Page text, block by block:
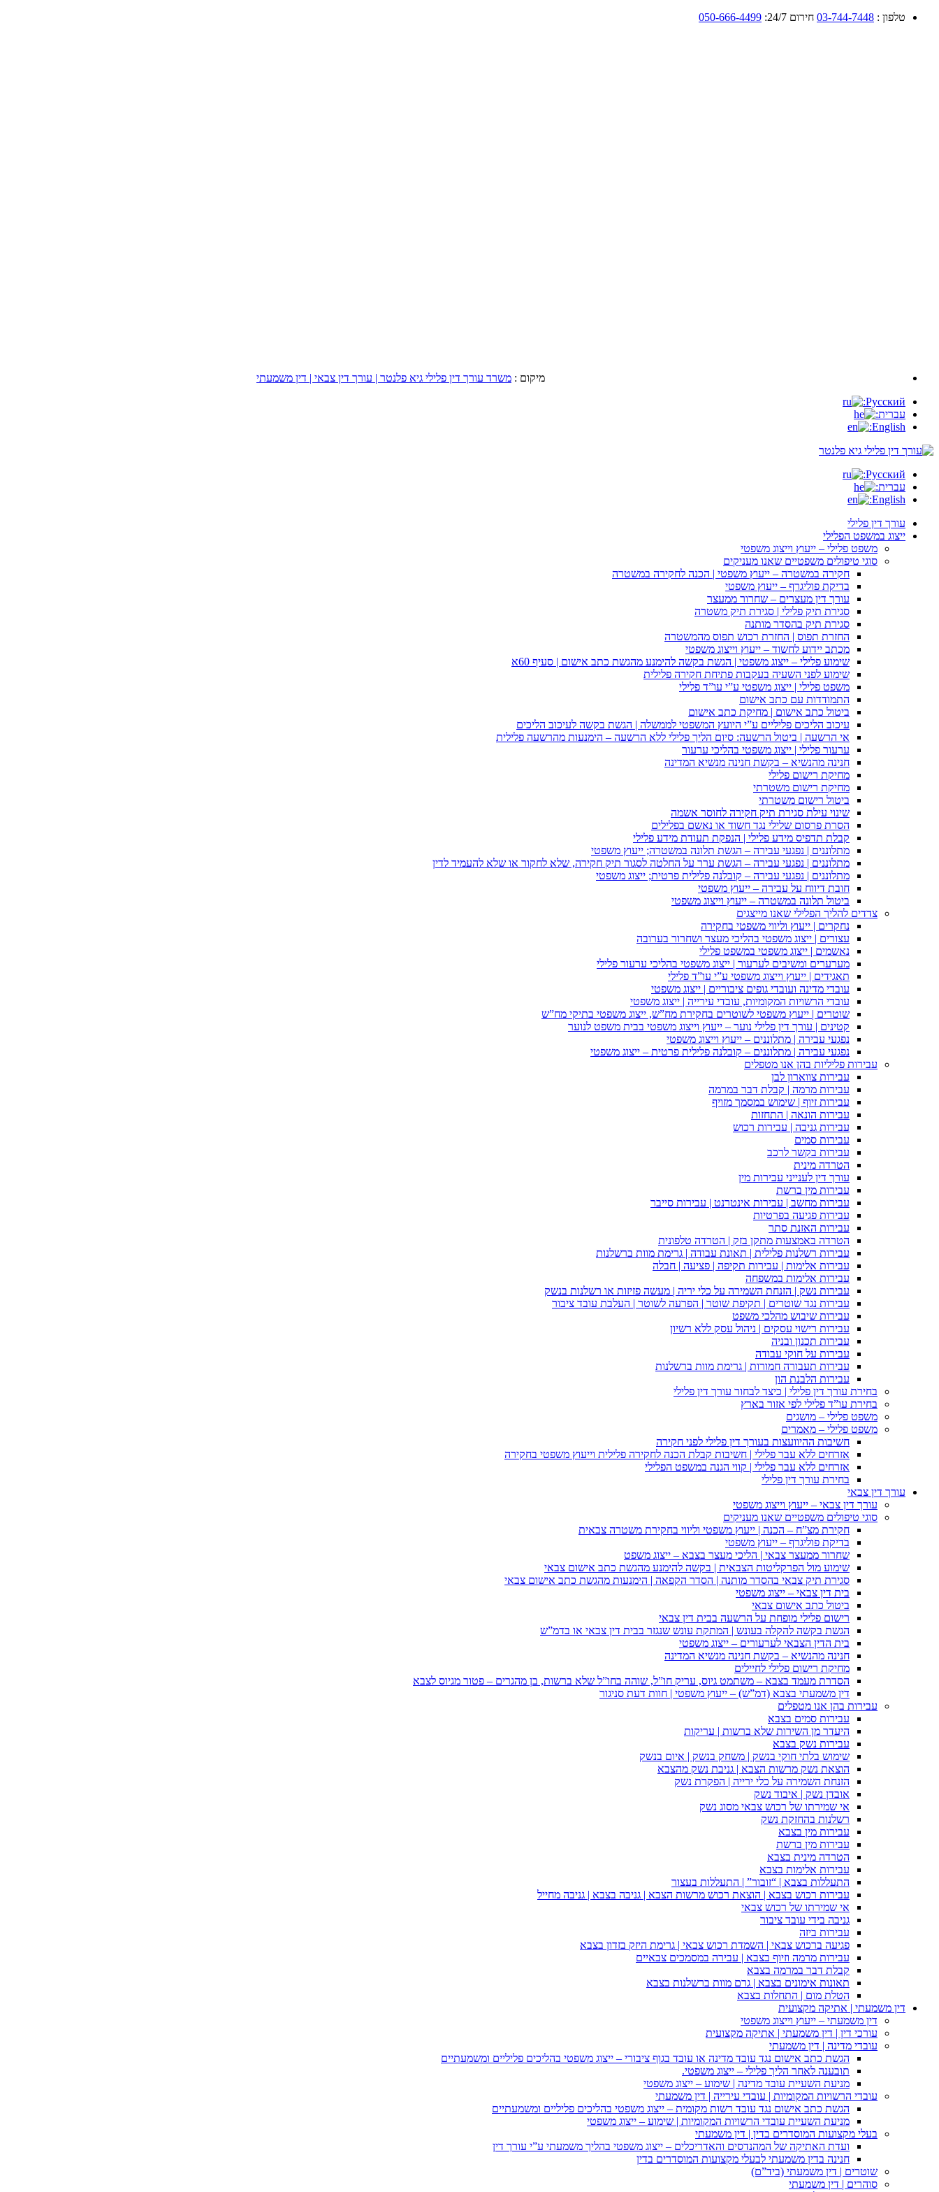
טלפון : 03-744-7448 חירום 24/7: 050-666-4499
מיקום : משרד עורך דין פלילי גיא פלנטר | עורך דין צבאי | דין משמעתי
Русский:
עברית:
English:
Русский:
עברית:
English:
עורך דין פלילי
ייצוג במשפט הפלילי
משפט פלילי – ייעוץ וייצוג משפטי
סוגי טיפולים משפטיים שאנו מעניקים
חקירה במשטרה – ייעוץ משפטי | הכנה לחקירה במשטרה
בדיקת פוליגרף – ייעוץ משפטי
עורך דין מעצרים – שחרור ממעצר
סגירת תיק פלילי | סגירת תיק משטרה
סגירת תיק בהסדר מותנה
החזרת תפוס | החזרת רכוש תפוס מהמשטרה
מכתב יידוע לחשוד – ייעוץ וייצוג משפטי
שימוע פלילי – ייצוג משפטי | הגשת בקשה להימנע מהגשת כתב אישום | סעיף 60א
שימוע לפני השעיה בעקבות פתיחת חקירה פלילית
משפט פלילי | ייצוג משפטי ע”י עו”ד פלילי
התמודדות עם כתב אישום
ביטול כתב אישום | מחיקת כתב אישום
עיכוב הליכים פליליים ע”י היועץ המשפטי לממשלה | הגשת בקשה לעיכוב הליכים
אי הרשעה | ביטול הרשעה: סיום הליך פלילי ללא הרשעה – הימנעות מהרשעה פלילית
ערעור פלילי | ייצוג משפטי בהליכי ערעור
חנינה מהנשיא – בקשת חנינה מנשיא המדינה
מחיקת רישום פלילי
מחיקת רישום משטרתי
ביטול רישום משטרתי
שינוי עילת סגירת תיק חקירה לחוסר אשמה
הסרת פרסום שלילי נגד חשוד או נאשם בפלילים
קבלת תדפיס מידע פלילי | הנפקת תעודת מידע פלילי
מתלוננים | נפגעי עבירה – הגשת תלונה במשטרה; ייעוץ משפטי
מתלוננים | נפגעי עבירה – הגשת ערר על החלטה לסגור תיק חקירה, שלא לחקור או שלא להעמיד לדין
מתלוננים | נפגעי עבירה – קובלנה פלילית פרטית; ייצוג משפטי
חובת דיווח על עבירה – ייעוץ משפטי
ביטול תלונה במשטרה – ייעוץ וייצוג משפטי
צדדים להליך הפלילי שאנו מייצגים
נחקרים | ייעוץ וליווי משפטי בחקירה
עצורים | ייצוג משפטי בהליכי מעצר ושחרור בערובה
נאשמים | ייצוג משפטי במשפט פלילי
מערערים ומשיבים לערעור | ייצוג משפטי בהליכי ערעור פלילי
תאגידים | ייעוץ וייצוג משפטי ע”י עו”ד פלילי
עובדי מדינה ועובדי גופים ציבוריים | ייצוג משפטי
עובדי הרשויות המקומיות, עובדי עירייה | ייצוג משפטי
שוטרים | ייעוץ משפטי לשוטרים בחקירת מח”ש, ייצוג משפטי בתיקי מח”ש
קטינים | עורך דין פלילי נוער – ייעוץ וייצוג משפטי בבית משפט לנוער
נפגעי עבירה | מתלוננים – ייעוץ וייצוג משפטי
נפגעי עבירה | מתלוננים – קובלנה פלילית פרטית – ייצוג משפטי
עבירות פליליות בהן אנו מטפלים
עבירות צווארון לבן
עבירות מרמה | קבלת דבר במרמה
עבירות זיוף | שימוש במסמך מזויף
עבירות הונאה | התחזות
עבירות גניבה | עבירות רכוש
עבירות סמים
עבירות בקשר לרכב
הטרדה מינית
עורך דין לענייני עבירות מין
עבירות מין ברשת
עבירות מחשב | עבירות אינטרנט | עבירות סייבר
עבירות פגיעה בפרטיות
עבירות האזנת סתר
הטרדה באמצעות מתקן בזק | הטרדה טלפונית
עבירות רשלנות פלילית | תאונת עבודה | גרימת מוות ברשלנות
עבירות אלימות | עבירות תקיפה | פציעה | חבלה
עבירות אלימות במשפחה
עבירות נשק | הזנחת השמירה על כלי יריה | מעשה פזיזות או רשלנות בנשק
עבירות נגד שוטרים | תקיפת שוטר | הפרעה לשוטר | העלבת עובד ציבור
עבירות שיבוש מהלכי משפט
עבירות רישוי עסקים | ניהול עסק ללא רשיון
עבירות תכנון ובניה
עבירות על חוקי עבודה
עבירות תעבורה חמורות | גרימת מוות ברשלנות
עבירות הלבנת הון
בחירת עורך דין פלילי | כיצד לבחור עורך דין פלילי
בחירת עו”ד פלילי לפי אזור בארץ
משפט פלילי – מושגים
משפט פלילי – מאמרים
חשיבות ההיוועצות בעורך דין פלילי לפני חקירה
אזרחים ללא עבר פלילי | חשיבות קבלת הכנה לחקירה פלילית וייעוץ משפטי בחקירה
אזרחים ללא עבר פלילי | קווי הגנה במשפט הפלילי
בחירת עורך דין פלילי
עורך דין צבאי
עורך דין צבאי – ייעוץ וייצוג משפטי
סוגי טיפולים משפטיים שאנו מעניקים
חקירת מצ”ח – הכנה | ייעוץ משפטי וליווי בחקירת משטרה צבאית
בדיקת פוליגרף – ייעוץ משפטי
שחרור ממעצר צבאי | הליכי מעצר בצבא – ייצוג משפט
שימוע מול הפרקליטות הצבאית | בקשה להימנע מהגשת כתב אישום צבאי
סגירת תיק צבאי בהסדר מותנה | הסדר הקפאה | הימנעות מהגשת כתב אישום צבאי
בית דין צבאי – ייצוג משפטי
ביטול כתב אישום צבאי
רישום פלילי מופחת על הרשעה בבית דין צבאי
הגשת בקשה להקלה בעונש | המתקת עונש שנגזר בבית דין צבאי או בדמ”ש
בית הדין הצבאי לערעורים – ייצוג משפטי
חנינה מהנשיא – בקשת חנינה מנשיא המדינה
מחיקת רישום פלילי לחיילים
הסדרת מעמד בצבא – משתמט גיוס, עריק חו”ל, שוהה בחו”ל שלא ברשות, בן מהגרים – פטור מגיוס לצבא
דין משמעתי בצבא (דמ”ש) – ייעוץ משפטי | חוות דעת סניגור
עבירות בהן אנו מטפלים
עבירות סמים בצבא
היעדר מן השירות שלא ברשות | עריקות
עבירות נשק בצבא
שימוש בלתי חוקי בנשק | משחק בנשק | איום בנשק
הוצאת נשק מרשות הצבא | גניבת נשק מהצבא
הזנחת השמירה על כלי ירייה | הפקרת נשק
אובדן נשק | איבוד נשק
אי שמירתו של רכוש צבאי מסוג נשק
רשלנות בהחזקת נשק
עבירות מין בצבא
עבירות מין ברשת
הטרדה מינית בצבא
עבירות אלימות בצבא
התעללות בצבא | “זובור” | התעללות בעצור
עבירות רכוש בצבא | הוצאת רכוש מרשות הצבא | גניבה בצבא | גניבה מחייל
אי שמירתו של רכוש צבאי
גניבה בידי עובד ציבור
עבירות ביזה
פגיעה ברכוש צבאי | השמדת רכוש צבאי | גרימת היזק בזדון בצבא
עבירות מרמה וזיוף בצבא | עבירה במסמכים צבאיים
קבלת דבר במרמה בצבא
תאונות אימונים בצבא | גרם מוות ברשלנות בצבא
הטלת מום | התחלות בצבא
דין משמעתי | אתיקה מקצועית
דין משמעתי – ייעוץ וייצוג משפטי
עורכי דין | דין משמעתי | אתיקה מקצועית
עובדי מדינה | דין משמעתי
הגשת כתב אישום נגד עובד מדינה או עובד בגוף ציבורי – ייצוג משפטי בהליכים פליליים ומשמעתיים
תובענה לאחר הליך פלילי – ייצוג משפטי.
מניעת השעיית עובד מדינה | שימוע – ייצוג משפטי
עובדי הרשויות המקומיות | עובדי עירייה | דין משמעתי
הגשת כתב אישום נגד עובד רשות מקומית – ייצוג משפטי בהליכים פליליים ומשמעתיים
מניעת השעיית עובדי הרשויות המקומיות | שימוע – ייצוג משפטי
בעלי מקצועות המוסדרים בדין | דין משמעתי
ועדת האתיקה של המהנדסים והאדריכלים – ייצוג משפטי בהליך משמעתי ע”י עורך דין
חנינה בדין משמעתי לבעלי מקצועות המוסדרים בדין
שוטרים | דין משמעתי (ביד”ם)
סוהרים | דין משמעתי